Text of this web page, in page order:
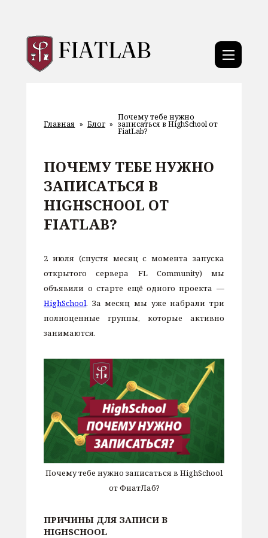
Главная » Блог »
Почему тебе нужно
записаться в HighSchool от
FiatLab?
ПОЧЕМУ ТЕБЕ НУЖНО
ЗАПИСАТЬСЯ В
HIGHSCHOOL ОТ
FIATLAB?
2 июля (спустя месяц с момента запуска
открытого сервера FL Community) мы
объявили о старте ещё одного проекта —
HighSchool. За месяц мы уже набрали три
полноценные группы, которые активно
занимаются.
Почему тебе нужно записаться в HighSchool
от ФиатЛаб?
ПРИЧИНЫ ДЛЯ ЗАПИСИ В
HIGHSCHOOL